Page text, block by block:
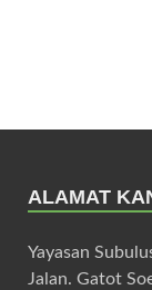
ALAMAT
Yayasan
Jalan. Gatot